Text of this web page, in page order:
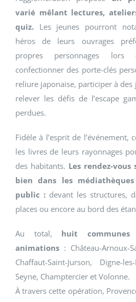
varié mêlant lectures,
quiz. Les jeunes pourront
héros de leurs ouvrages
propres personnages lors
confectionner des porte-clés
reliure japonaise, participer à
relever les défis de l’escape
perdues.
Fidèle à l’esprit de
les livres de leurs rayonnages
des habitants. Les rendez-
bien dans les
public : devant les structures,
places ou encore au bord des
Au total, huit communes
animations : Château-Arnoux-
Chaffaut-Saint-Jurson, Digne-
Seyne, Champtercier et Volonne.
À travers cette opération,